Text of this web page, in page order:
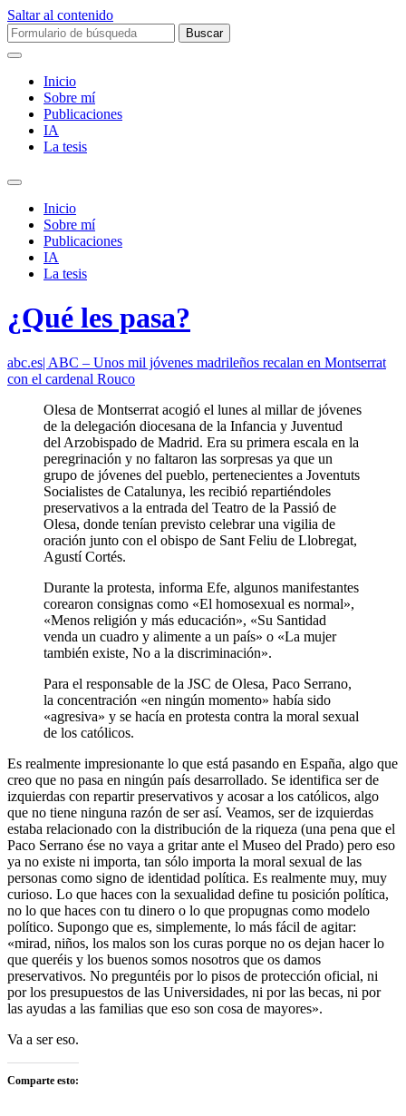
Saltar al contenido
Buscar:
Inicio
Sobre mí­
Publicaciones
IA
La tesis
Alternar
campo
búsqueda
Inicio
Sobre mí­
Publicaciones
IA
La tesis
¿Qué les pasa?
abc.es| ABC – Unos mil jóvenes madrileños recalan en Montserrat
con el cardenal Rouco
Olesa de Montserrat acogió el lunes al millar de jóvenes
de la delegación diocesana de la Infancia y Juventud
del Arzobispado de Madrid. Era su primera escala en la
peregrinación y no faltaron las sorpresas ya que un
grupo de jóvenes del pueblo, pertenecientes a Joventuts
Socialistes de Catalunya, les recibió repartiéndoles
preservativos a la entrada del Teatro de la Passió de
Olesa, donde tenían previsto celebrar una vigilia de
oración junto con el obispo de Sant Feliu de Llobregat,
Agustí Cortés.
Durante la protesta, informa Efe, algunos manifestantes
corearon consignas como «El homosexual es normal»,
«Menos religión y más educación», «Su Santidad
venda un cuadro y alimente a un país» o «La mujer
también existe, No a la discriminación».
Para el responsable de la JSC de Olesa, Paco Serrano,
la concentración «en ningún momento» había sido
«agresiva» y se hacía en protesta contra la moral sexual
de los católicos.
Es realmente impresionante lo que está pasando en España, algo que
creo que no pasa en ningún país desarrollado. Se identifica ser de
izquierdas con repartir preservativos y acosar a los católicos, algo
que no tiene ninguna razón de ser así. Veamos, ser de izquierdas
estaba relacionado con la distribución de la riqueza (una pena que el
Paco Serrano ése no vaya a gritar ante el Museo del Prado) pero eso
ya no existe ni importa, tan sólo importa la moral sexual de las
personas como signo de identidad política. Es realmente muy, muy
curioso. Lo que haces con la sexualidad define tu posición política,
no lo que haces con tu dinero o lo que propugnas como modelo
político. Supongo que es, simplemente, lo más fácil de agitar:
«mirad, niños, los malos son los curas porque no os dejan hacer lo
que queréis y los buenos somos nosotros que os damos
preservativos. No preguntéis por lo pisos de protección oficial, ni
por los presupuestos de las Universidades, ni por las becas, ni por
las ayudas a las familias que eso son cosa de mayores».
Va a ser eso.
Comparte esto: